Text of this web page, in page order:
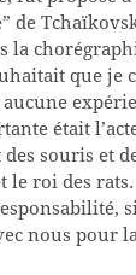
de
la
que je
était
souris et
le roi des rats.
nous pour